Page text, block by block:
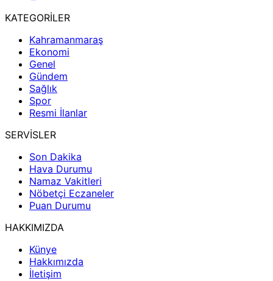
KATEGORİLER
Kahramanmaraş
Ekonomi
Genel
Gündem
Sağlık
Spor
Resmi İlanlar
SERVİSLER
Son Dakika
Hava Durumu
Namaz Vakitleri
Nöbetçi Eczaneler
Puan Durumu
HAKKIMIZDA
Künye
Hakkımızda
İletişim